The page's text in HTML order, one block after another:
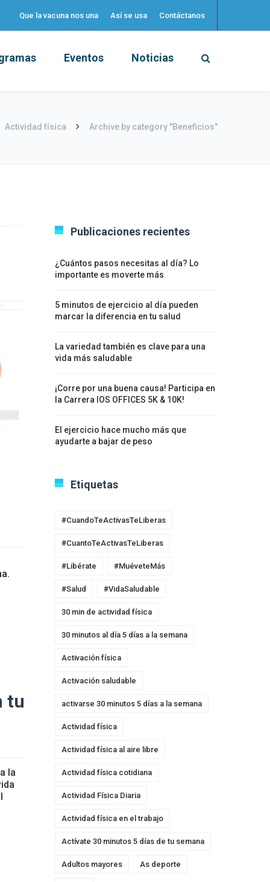
Que la vacuna nos una Así se usa Contáctanos
Eventos Noticias
Actividad física Archive by category "Beneficios"
tu
la
Publicaciones recientes
¿Cuántos pasos necesitas al día? Lo
importante es moverte más
5 minutos de ejercicio al día pueden
marcar la diferencia en tu salud
La variedad también es clave para una
vida más saludable
¡Corre por una buena causa! Participa en
la Carrera IOS OFFICES 5K & 10K!
El ejercicio hace mucho más que
ayudarte a bajar de peso
Etiquetas
#CuandoTeActivasTeLiberas
#CuantoTeActivasTeLiberas
#Libérate #MuéveteMás
#Salud #VidaSaludable
30 min de actividad física
30 minutos al día 5 días a la semana
Activación física
Activación saludable
activarse 30 minutos 5 días a la semana
Actividad física
Actividad física al aire libre
Actividad física cotidiana
Actividad Física Diaria
Actividad física en el trabajo
Actívate 30 minutos 5 días de tu semana
Adultos mayores As deporte